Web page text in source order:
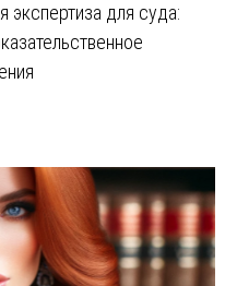
экспертиза для суда: